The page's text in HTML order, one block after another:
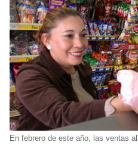
En febrero de este año, las ventas